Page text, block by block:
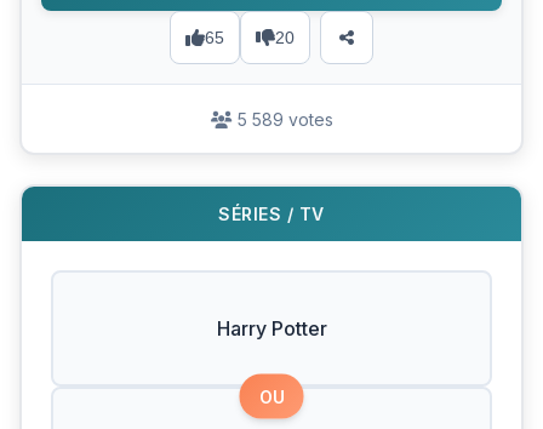
65 20
5 589 votes
SÉRIES / TV
Harry Potter
OU